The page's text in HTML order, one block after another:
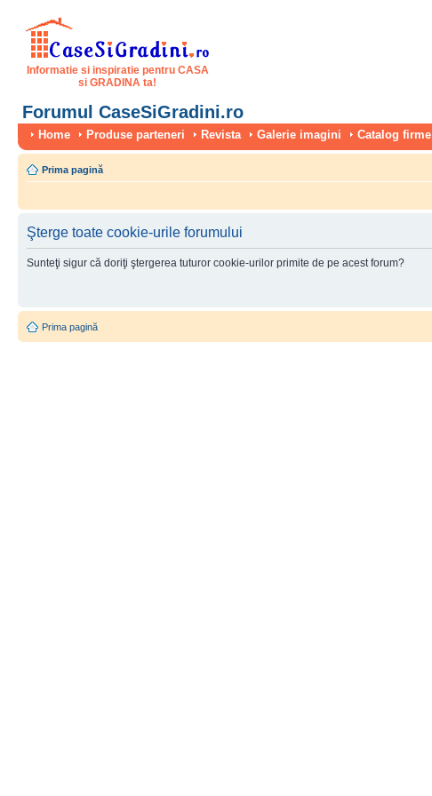
Informatie si inspiratie pentru CASA
si GRADINA ta!
Forumul CaseSiGradini.ro
Home Produse parteneri Revista Galerie imagini Catalog firme
Prima pagină
Şterge toate cookie-urile forumului
Sunteţi sigur că doriţi ştergerea tuturor cookie-urilor primite de pe acest forum?
Prima pagină